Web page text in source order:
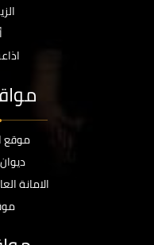
موقع
الامانة